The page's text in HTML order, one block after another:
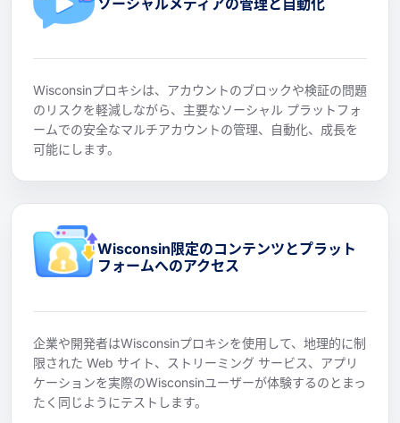
ソーシャルメディアの管理と自動化
Wisconsinプロキシは、アカウントのブロックや検証の問題
のリスクを軽減しながら、主要なソーシャル プラットフォ
ームでの安全なマルチアカウントの管理、自動化、成長を
可能にします。
Wisconsin限定のコンテンツとプラット
フォームへのアクセス
企業や開発者はWisconsinプロキシを使用して、地理的に制
限された Web サイト、ストリーミング サービス、アプリ
ケーションを実際のWisconsinユーザーが体験するのとまっ
たく同じようにテストします。